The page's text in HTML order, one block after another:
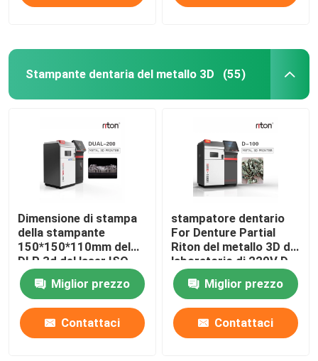
Macchina per piegare i fili DMIS-V1
Stampante dentaria del metallo 3D (55)
Dimensione di stampa
della stampante
150*150*110mm del
DLP 3d del laser ISO-
13485 per i modelli
dell'impianto dentario
Miglior prezzo
Contattaci
stampatore dentario
For Denture Partial
Riton del metallo 3D del
laboratorio di 220V D-
100
Miglior prezzo
Contattaci